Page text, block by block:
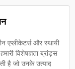
और स्थायी
विशेषज्ञता ब्रांड्स
है जो उनके उत्पाद